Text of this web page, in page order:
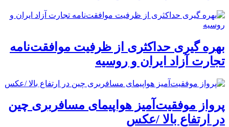
بهره گیری حداکثری از ظرفیت موافقت‌نامه
تجارت آزاد ایران و روسیه
پرواز موفقیت‌آمیز هواپیمای مسافربری چین
در ارتفاع بالا /عکس